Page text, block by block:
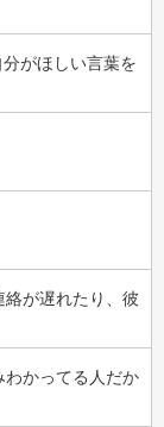
がほしい言葉を
が遅れたり、彼
わかってる人だか